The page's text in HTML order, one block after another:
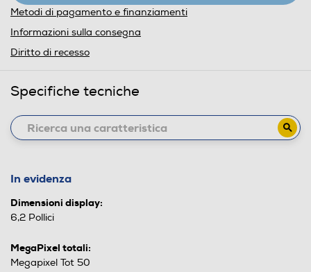
Metodi di pagamento e finanziamenti
Informazioni sulla consegna
Diritto di recesso
Specifiche tecniche
In evidenza
Dimensioni display:
6,2 Pollici
MegaPixel totali:
Megapixel Tot 50